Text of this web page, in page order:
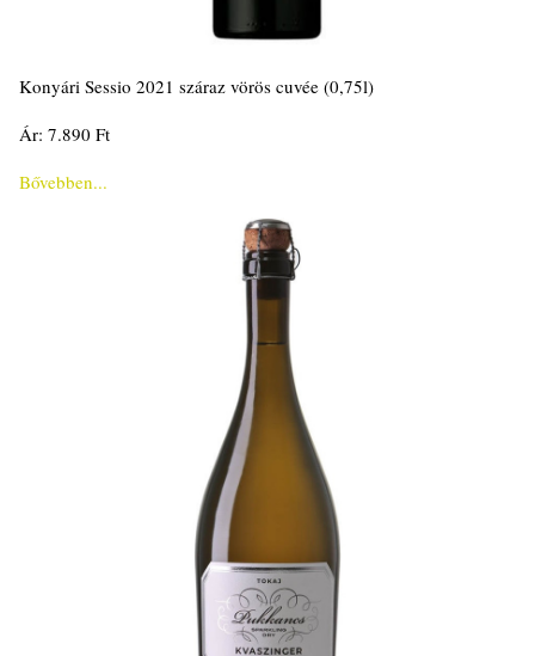
Konyári Sessio 2021 száraz vörös cuvée (0,75l)
Ár: 7.890 Ft
Bővebben...